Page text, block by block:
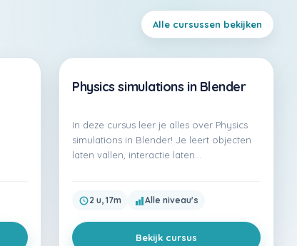
Alle cursussen bekijken
Premium
Physics simulations in Blender
In deze cursus leer je alles over Physics
simulations in Blender! Je leert objecten
laten vallen, interactie laten…
2 u, 17m Alle niveau's
Bekijk cursus